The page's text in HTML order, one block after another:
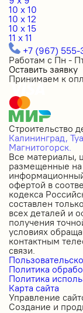
10 x 10
10 x 12
10 x 15
11 x 11
+7 (967)
Работам с Пн -
Оставить заявку
Принимаем к
Строительство
Калининград,
Магнитогорск.
Все материалы,
размещенные на
офертой в
кодекса
составлен
всех деталей и
получения
условиях
контактным
связи.
Политика
Политика
Карта сайта
Управление
Создание и